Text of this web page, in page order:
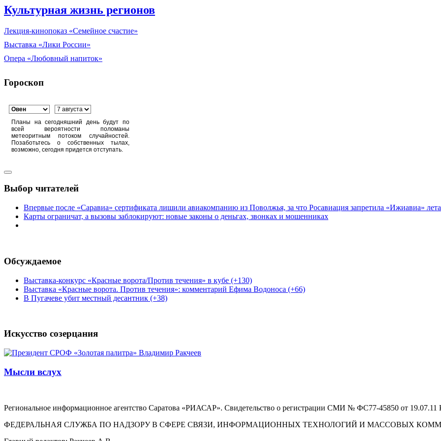
Культурная жизнь регионов
Лекция-кинопоказ «Семейное счастие»
Выставка «Лики России»
Опера «Любовный напиток»
Гороскоп
Планы на сегодняшний день будут по
всей вероятности поломаны
метеоритным потоком случайностей.
Позаботьтесь о собственных тылах,
возможно, сегодня придется отступать.
Выбор читателей
Впервые после «Саравиа» сертификата лишили авиакомпанию из Поволжья, за что Росавиация запретила «Ижиавиа»
Карты ограничат, а вызовы заблокируют: новые законы о деньгах, звонках и мошенниках
Обсуждаемое
Выставка-конкурс «Красные ворота/Против течения» в кубе (+130)
Выставка «Красные ворота. Против течения»: комментарий Ефима Водоноса (+66)
В Пугачеве убит местный десантник (+38)
Искусство созерцания
Мысли вслух
Региональное информационное агентство Саратова «РИАСАР». Свидетельство о регистрации СМИ № ФС77-45850 от
ФЕДЕРАЛЬНАЯ СЛУЖБА ПО НАДЗОРУ В СФЕРЕ СВЯЗИ, ИНФОРМАЦИОННЫХ ТЕХНОЛОГИЙ И МАССОВЫХ